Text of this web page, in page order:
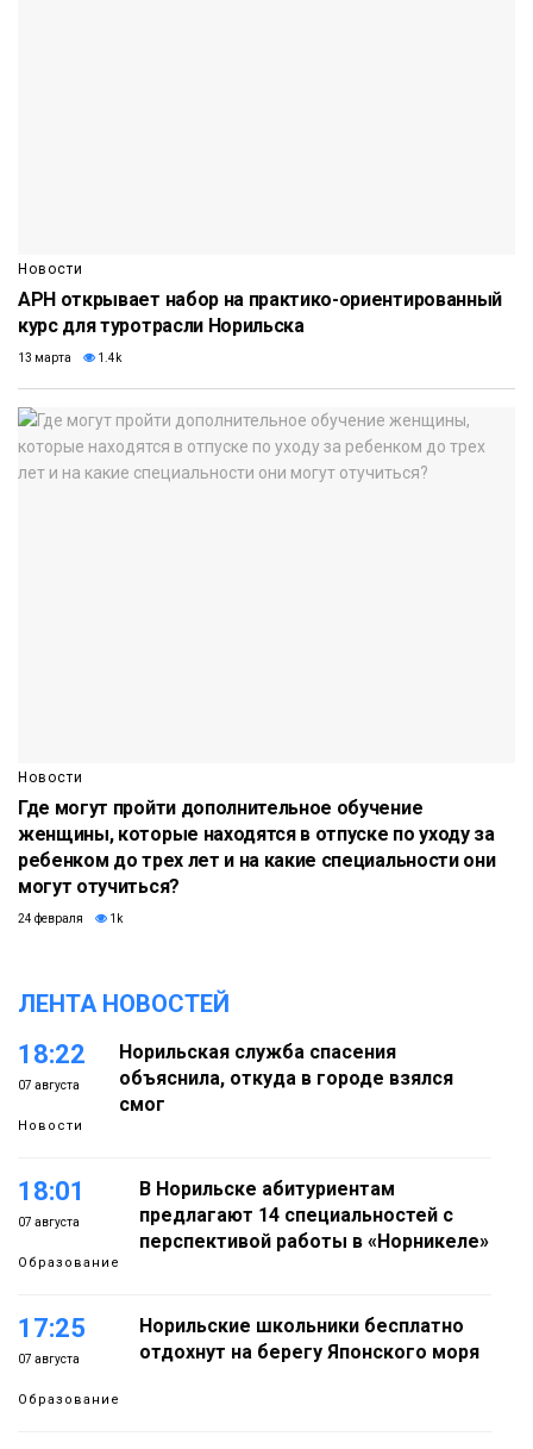
Новости
АРН открывает набор на практико-ориентированный
курс для туротрасли Норильска
13 марта 1.4k
Новости
Где могут пройти дополнительное обучение
женщины, которые находятся в отпуске по уходу за
ребенком до трех лет и на какие специальности они
могут отучиться?
24 февраля 1k
ЛЕНТА НОВОСТЕЙ
18:22
07 августа
Новости
Норильская служба спасения
объяснила, откуда в городе взялся
смог
18:01
07 августа
Образование
В Норильске абитуриентам
предлагают 14 специальностей с
перспективой работы в «Норникеле»
17:25
07 августа
Образование
Норильские школьники бесплатно
отдохнут на берегу Японского моря